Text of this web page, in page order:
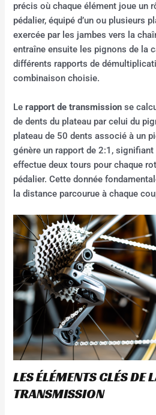
précis où chaque élément joue un
pédalier, équipé d’un ou plusieurs
exercée par les jambes vers la
entraîne ensuite les pignons de la
différents rapports de
combinaison choisie.
Lerapport de transmission se
de dents du plateau par celui du
plateau de 50 dents associé à un
génère un rapport de 2:1,
effectue deux tours pour chaque
pédalier. Cette donnée
la distance parcourue à chaque
LES ÉLÉMENTS CLÉS DE
TRANSMISSION